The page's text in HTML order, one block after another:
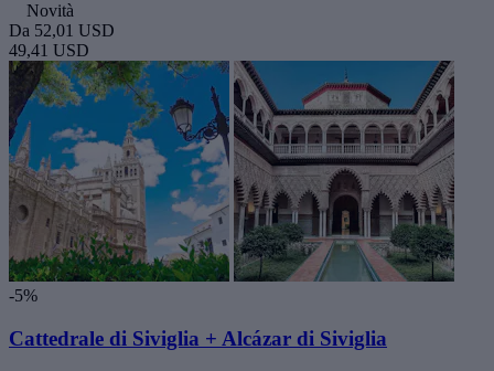
Novità
Da 52,01 USD
49,41 USD
-5%
Cattedrale di Siviglia + Alcázar di Siviglia